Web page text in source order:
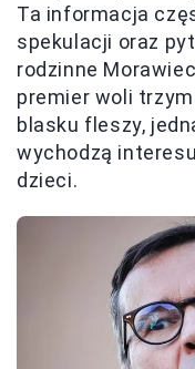
Ta informacja
spekulacji oraz
rodzinne
premier woli
blasku fleszy,
wychodzą
dzieci.